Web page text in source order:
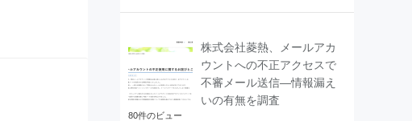
株式会社菱熱、メールアカ
ウントへの不正アクセスで
不審メール送信―情報漏え
いの有無を調査
80件のビュー